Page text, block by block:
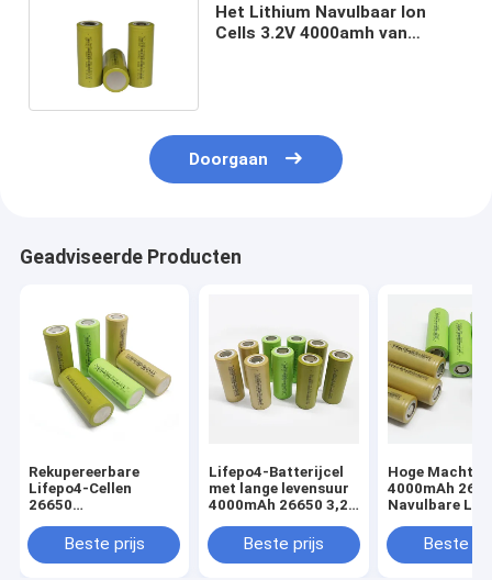
Het Lithium Navulbaar Ion
Cells 3.2V 4000amh van
Doorgaan
Geadviseerde Producten
Rekupereerbare
Lifepo4-Cellen
26650
Ion Rechargeable
Battery For Lawn van
Beste prijs
Lifepo4-Batterijcel
met lange levensuur
4000mAh 26650 3,2
van V Lifepo4
Beste prijs
Hoge Macht
4000mAh
Navulbare
Energieopslag
Beste